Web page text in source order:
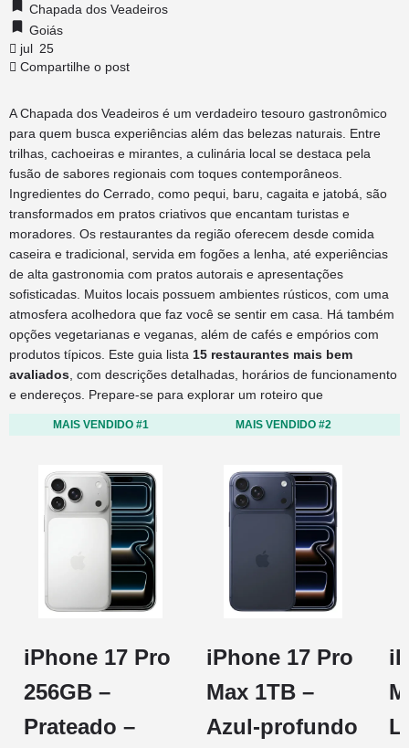
Chapada dos Veadeiros
Goiás
jul 25
Compartilhe o post
A Chapada dos Veadeiros é um verdadeiro tesouro gastronômico
para quem busca experiências além das belezas naturais. Entre
trilhas, cachoeiras e mirantes, a culinária local se destaca pela
fusão de sabores regionais com toques contemporâneos.
Ingredientes do Cerrado, como pequi, baru, cagaita e jatobá, são
transformados em pratos criativos que encantam turistas e
moradores. Os restaurantes da região oferecem desde comida
caseira e tradicional, servida em fogões a lenha, até experiências
de alta gastronomia com pratos autorais e apresentações
sofisticadas. Muitos locais possuem ambientes rústicos, com uma
atmosfera acolhedora que faz você se sentir em casa. Há também
opções vegetarianas e veganas, além de cafés e empórios com
produtos típicos. Este guia lista 15 restaurantes mais bem
avaliados, com descrições detalhadas, horários de funcionamento
e endereços. Prepare-se para explorar um roteiro que
MAIS VENDIDO #1
iPhone 17 Pro
256GB –
Prateado –
MAIS VENDIDO #2
iPhone 17 Pro
Max 1TB –
Azul-profundo